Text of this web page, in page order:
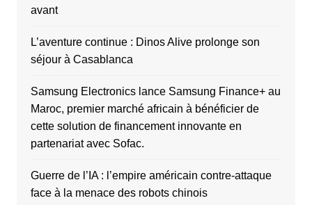
avant
L’aventure continue : Dinos Alive prolonge son
séjour à Casablanca
Samsung Electronics lance Samsung Finance+ au
Maroc, premier marché africain à bénéficier de
cette solution de financement innovante en
partenariat avec Sofac.
Guerre de l’IA : l’empire américain contre-attaque
face à la menace des robots chinois